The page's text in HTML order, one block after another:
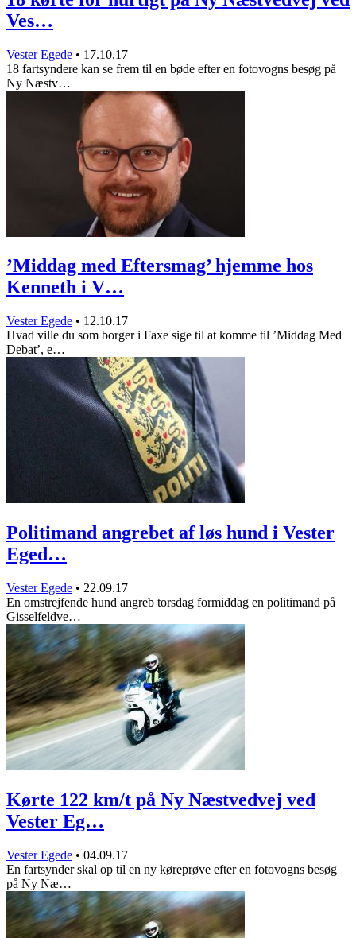
Ves…
Vester Egede • 17.10.17
18 fartsyndere kan se frem til en bøde efter en fotovogns besøg på
Ny Næstv…
’Middag med Eftersmag’ hjemme hos
Kenneth i V…
Vester Egede • 12.10.17
Hvad ville du som borger i Faxe sige til at komme til ’Middag Med
Debat’, e…
Politimand angrebet af løs hund i Vester
Eged…
Vester Egede • 22.09.17
En omstrejfende hund angreb torsdag formiddag en politimand på
Gisselfeldve…
Kørte 122 km/t på Ny Næstvedvej ved
Vester Eg…
Vester Egede • 04.09.17
En fartsynder skal op til en ny køreprøve efter en fotovogns besøg
på Ny Næ…